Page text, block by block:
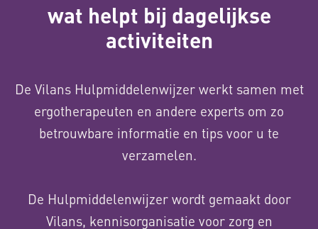
wat helpt bij dagelijkse
activiteiten
De Vilans Hulpmiddelenwijzer werkt samen met
ergotherapeuten en andere experts om zo
betrouwbare informatie en tips voor u te
verzamelen.
De Hulpmiddelenwijzer wordt gemaakt door
Vilans, kennisorganisatie voor zorg en